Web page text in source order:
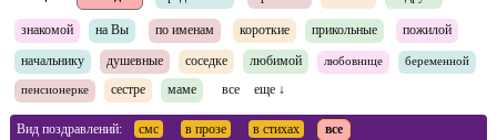
знакомой на Вы по именам короткие прикольные пожилой
начальнику душевные соседке любимой любовнице беременной
пенсионерке сестре маме все еще ↓
Вид поздравлений: смс в прозе в стихах все